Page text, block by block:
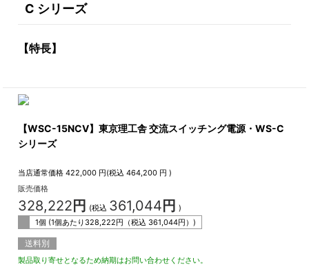
C シリーズ
【特長】
【WSC-15NCV】東京理工舎 交流スイッチング電源・WS-C
シリーズ
当店通常価格 422,000 円(税込464,200 円 )
販売価格
328,222 円 (税込 361,044 円 )
1個 (1個あたり 328,222円（税込 361,044円）)
送料別
製品取り寄せとなるため納期はお問い合わせください。